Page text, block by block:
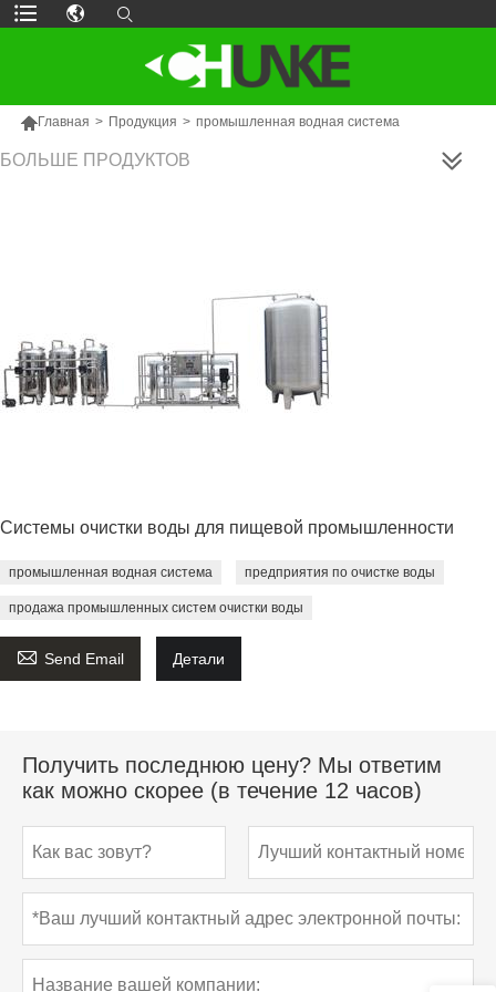
Главная > Продукция > промышленная водная система
БОЛЬШЕ ПРОДУКТОВ
Системы очистки воды для пищевой промышленности
промышленная водная система предприятия по очистке воды
продажа промышленных систем очистки воды
 Send Email Детали
Получить последнюю цену? Мы ответим
как можно скорее (в течение 12 часов)